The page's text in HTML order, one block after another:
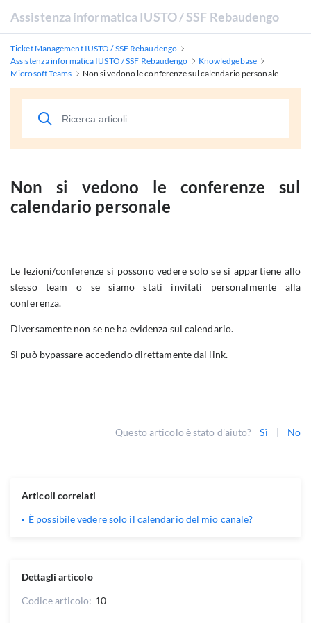
Assistenza informatica IUSTO / SSF Rebaudengo
Ticket Management IUSTO / SSF Rebaudengo
Assistenza informatica IUSTO / SSF Rebaudengo
Knowledgebase
Microsoft Teams
Non si vedono le conferenze sul calendario personale
Non si vedono le conferenze sul
calendario personale
Le lezioni/conferenze si possono vedere solo se si appartiene allo
stesso team o se siamo stati invitati personalmente alla
conferenza.
Diversamente non se ne ha evidenza sul calendario.
Si può bypassare accedendo direttamente dal link.
Questo articolo è stato d'aiuto? Sì | No
Dettagli articolo
Codice articolo: 10
Articoli correlati
È possibile vedere solo il calendario del mio canale?